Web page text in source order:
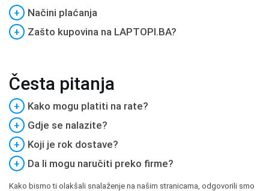
+
Načini plaćanja
+
Zašto kupovina na LAPTOPI.BA?
Česta pitanja
+
Kako mogu platiti na rate?
+
Gdje se nalazite?
+
Koji je rok dostave?
+
Da li mogu naručiti preko firme?
Kako bismo ti olakšali snalaženje na našim stranicama, odgovorili smo